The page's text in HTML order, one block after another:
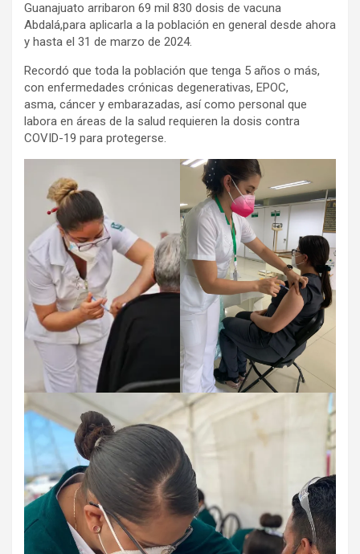
Guanajuato arribaron 69 mil 830 dosis de vacuna
Abdalá,para aplicarla a la población en general desde ahora
y hasta el 31 de marzo de 2024.
Recordó que toda la población que tenga 5 años o más,
con enfermedades crónicas degenerativas, EPOC,
asma, cáncer y embarazadas, así como personal que
labora en áreas de la salud requieren la dosis contra
COVID-19 para protegerse.